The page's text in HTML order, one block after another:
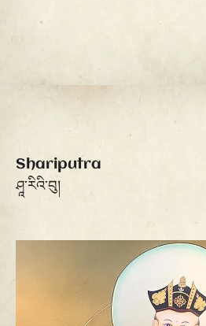
Shariputra
ཤཱ་རིའི་བུ།